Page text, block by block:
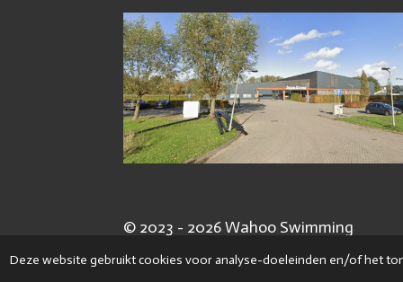
Deze website gebruikt cookies voor analyse-doeleinden en/of het
© 2023 - 2026 Wahoo Swimming